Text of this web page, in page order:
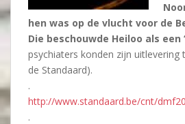
hen was op de vlucht voor de
Die beschouwde Heiloo als een
psychiaters konden zijn uitlevering
de Standaard).
.
http://www.standaard.be/cnt/
.